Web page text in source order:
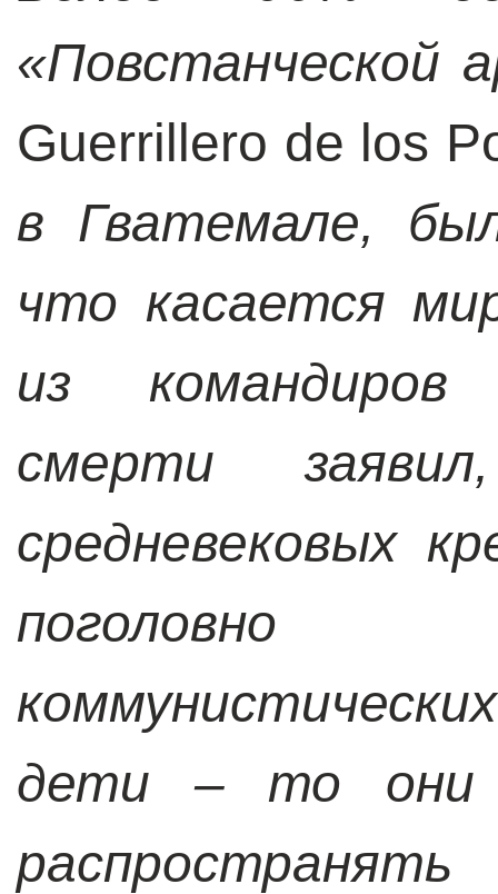
«Повстанческой
Guerrillero de los
в Гватемале,
что касается
из командиров
смерти
средневековых
поголовно
дети – то они